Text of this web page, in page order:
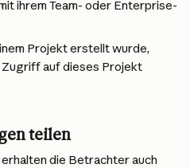
ihrem Team- oder Enterprise-
Projekt erstellt wurde,
auf dieses Projekt
teilen
die Betrachter auch